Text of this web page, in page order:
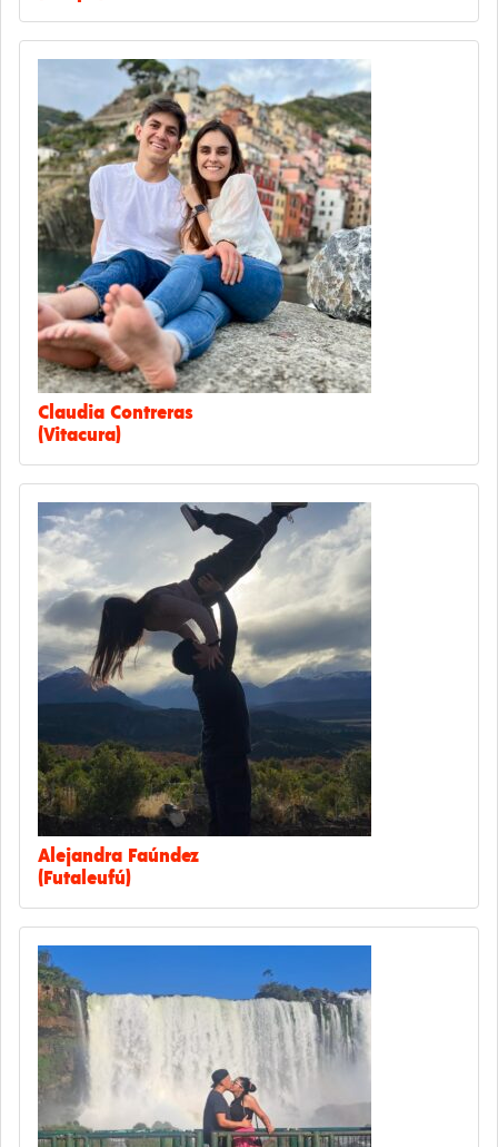
Claudia Contreras
(Vitacura)
Alejandra Faúndez
(Futaleufú)